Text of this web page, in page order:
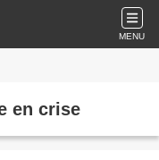
MENU
en crise